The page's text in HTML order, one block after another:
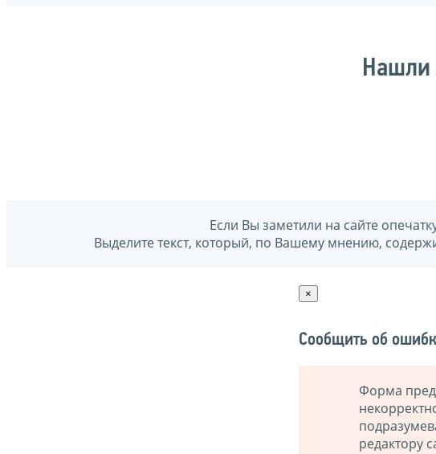
Нашли
Если Вы заметили на сайте
Выделите текст, который, по Вашему мнению,
×
Сообщить об
Форма
редактору